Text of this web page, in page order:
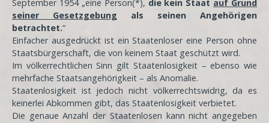
September 1954 „eine Person(*), die kein Staat auf Grund
seiner Gesetzgebung als seinen Angehörigen
betrachtet.“
Einfacher ausgedrückt ist ein Staatenloser eine Person ohne
Staatsbürgerschaft, die von keinem Staat geschützt wird.
Im völkerrechtlichen Sinn gilt Staatenlosigkeit – ebenso wie
mehrfache Staatsangehörigkeit – als Anomalie.
Staatenlosigkeit ist jedoch nicht völkerrechtswidrig, da es
keinerlei Abkommen gibt, das Staatenlosigkeit verbietet.
Die genaue Anzahl der Staatenlosen kann nicht angegeben